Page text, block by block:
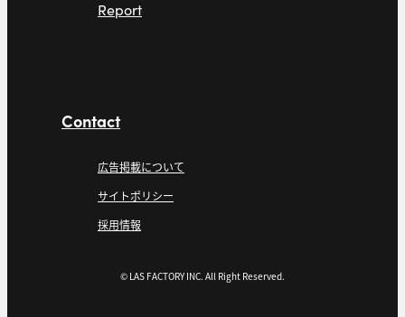
Report
Contact
広告掲載について
サイトポリシー
採用情報
© LAS FACTORY INC. All Right Reserved.